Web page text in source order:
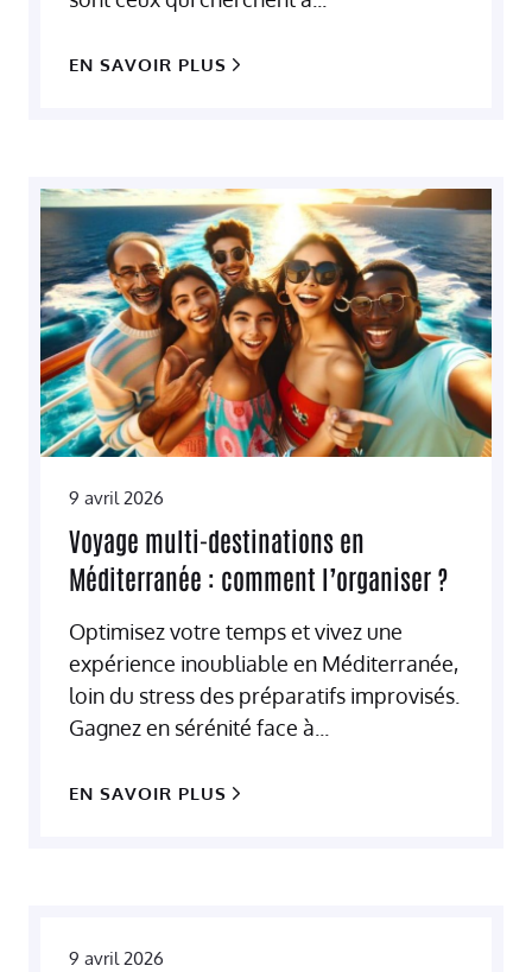
EN SAVOIR PLUS
9 avril 2026
Voyage multi-destinations en
Méditerranée : comment l’organiser ?
Optimisez votre temps et vivez une
expérience inoubliable en Méditerranée,
loin du stress des préparatifs improvisés.
Gagnez en sérénité face à...
EN SAVOIR PLUS
9 avril 2026